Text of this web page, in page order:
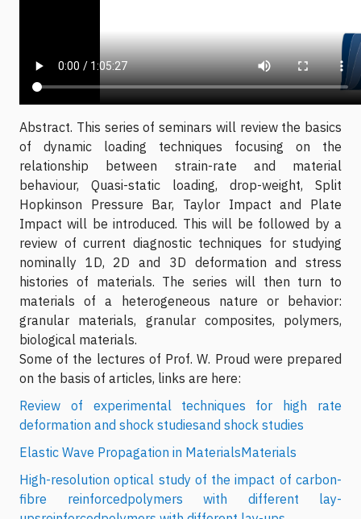
Abstract. This series of seminars will review the basics
of dynamic loading techniques focusing on the
relationship between strain-rate and material
behaviour, Quasi-static loading, drop-weight, Split
Hopkinson Pressure Bar, Taylor Impact and Plate
Impact will be introduced. This will be followed by a
review of current diagnostic techniques for studying
nominally 1D, 2D and 3D deformation and stress
histories of materials. The series will then turn to
materials of a heterogeneous nature or behavior:
granular materials, granular composites, polymers,
biological materials.
Some of the lectures of Prof. W. Proud were prepared
on the basis of articles, links are here:
Review of experimental techniques for high rate
deformation and shock studiesand shock studies
Elastic Wave Propagation in MaterialsMaterials
High-resolution optical study of the impact of carbon-
fibre reinforcedpolymers with different lay-